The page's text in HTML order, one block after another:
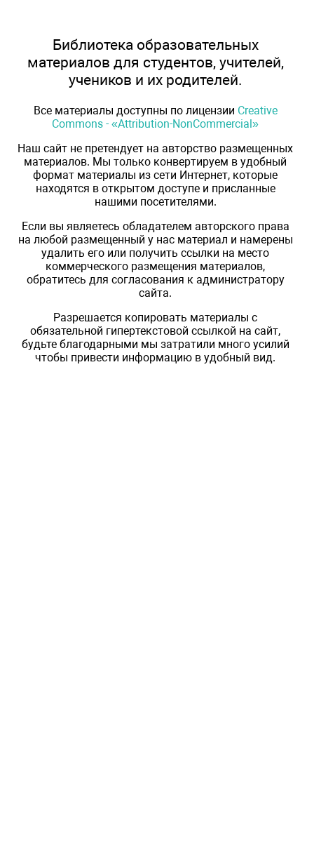
Библиотека образовательных
материалов для студентов, учителей,
учеников и их родителей.
Все материалы доступны по лицензии Creative
Commons - «Attribution-NonCommercial»
Наш сайт не претендует на авторство размещенных
материалов. Мы только конвертируем в удобный
формат материалы из сети Интернет, которые
находятся в открытом доступе и присланные
нашими посетителями.
Если вы являетесь обладателем авторского права
на любой размещенный у нас материал и намерены
удалить его или получить ссылки на место
коммерческого размещения материалов,
обратитесь для согласования к администратору
сайта.
Разрешается копировать материалы с
обязательной гипертекстовой ссылкой на сайт,
будьте благодарными мы затратили много усилий
чтобы привести информацию в удобный вид.